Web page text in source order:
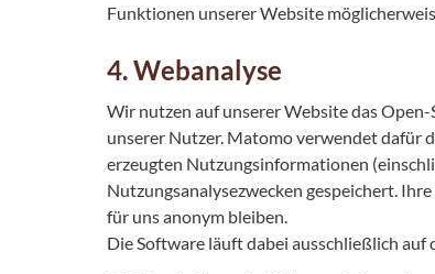
Funktionen unserer Website
4. Webanalyse
Wir nutzen auf unserer Website das
unserer Nutzer. Matomo verwendet dafür
erzeugten Nutzungsinformationen
Nutzungsanalysezwecken gespeichert.
für uns anonym bleiben.
Die Software läuft dabei ausschließlich